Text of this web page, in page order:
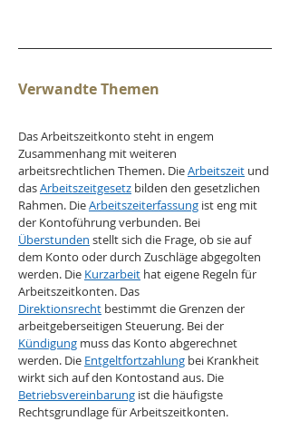
Verwandte Themen
Das Arbeitszeitkonto steht in engem
Zusammenhang mit weiteren
arbeitsrechtlichen Themen. Die Arbeitszeit und
das Arbeitszeitgesetz bilden den gesetzlichen
Rahmen. Die Arbeitszeiterfassung ist eng mit
der Kontoführung verbunden. Bei
Überstunden stellt sich die Frage, ob sie auf
dem Konto oder durch Zuschläge abgegolten
werden. Die Kurzarbeit hat eigene Regeln für
Arbeitszeitkonten. Das
Direktionsrecht bestimmt die Grenzen der
arbeitgeberseitigen Steuerung. Bei der
Kündigung muss das Konto abgerechnet
werden. Die Entgeltfortzahlung bei Krankheit
wirkt sich auf den Kontostand aus. Die
Betriebsvereinbarung ist die häufigste
Rechtsgrundlage für Arbeitszeitkonten.